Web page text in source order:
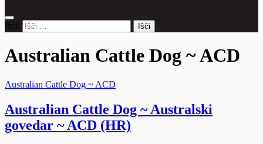
Išči:
Australian Cattle Dog ~ ACD
Australian Cattle Dog ~ ACD
Australian Cattle Dog ~ Australski
govedar ~ ACD (HR)